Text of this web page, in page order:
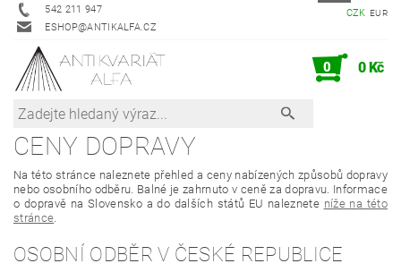
542 211 947
ESHOP@ANTIKALFA.CZ
CZK EUR
0 0 Kč
CENY DOPRAVY
Na této stránce naleznete přehled a ceny nabízených způsobů dopravy
nebo osobního odběru. Balné je zahrnuto v ceně za dopravu. Informace
o dopravě na Slovensko a do dalších států EU naleznete níže na této
stránce.
OSOBNÍ ODBĚR V ČESKÉ REPUBLICE